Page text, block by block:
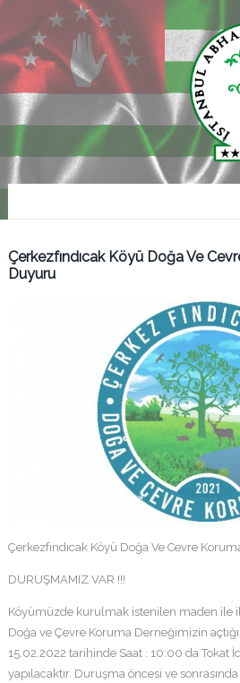
Çerkezfındıcak Köyü Doğa Ve
Duyuru
Çerkezfındıcak Köyü Doğa Ve Cevre
DURUŞMAMIZ VAR !!!
Köyümüzde kurulmak istenilen maden ile
Doğa ve Çevre Koruma Derneğimizin
15.02.2022 tarihinde Saat : 10:00 da Tokat
yapılacaktır. Duruşma öncesi ve sonrasında